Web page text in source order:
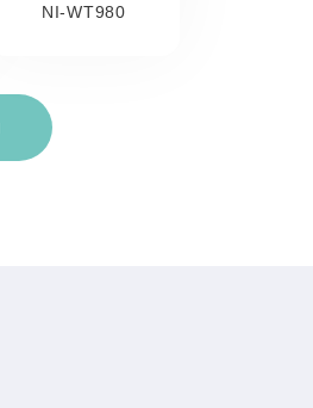
NI-WT980